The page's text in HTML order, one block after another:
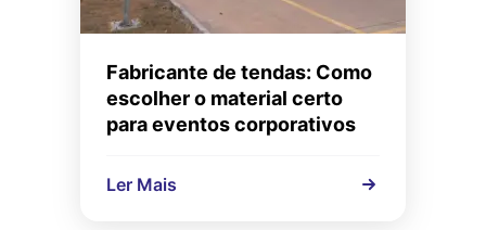
Fabricante de tendas: Como
escolher o material certo
para eventos corporativos
Ler Mais